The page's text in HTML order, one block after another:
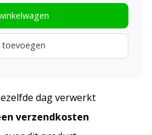
dag verwerkt
verzendkosten